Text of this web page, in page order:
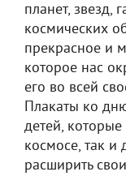
планет, звезд,
космических
прекрасное и
которое нас
его во всей
Плакаты ко
детей, которые
космосе, так
расширить